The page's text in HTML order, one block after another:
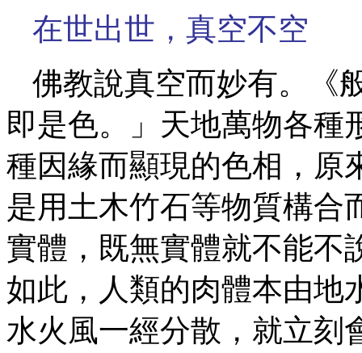
在世出世，真空不空
佛教說真空而妙有。《
即是色。」天地萬物各種
種因緣而顯現的色相，原
是用土木竹石等物質構合
實體，既無實體就不能不
如此，人類的肉體本由地
水火風一經分散，就立刻